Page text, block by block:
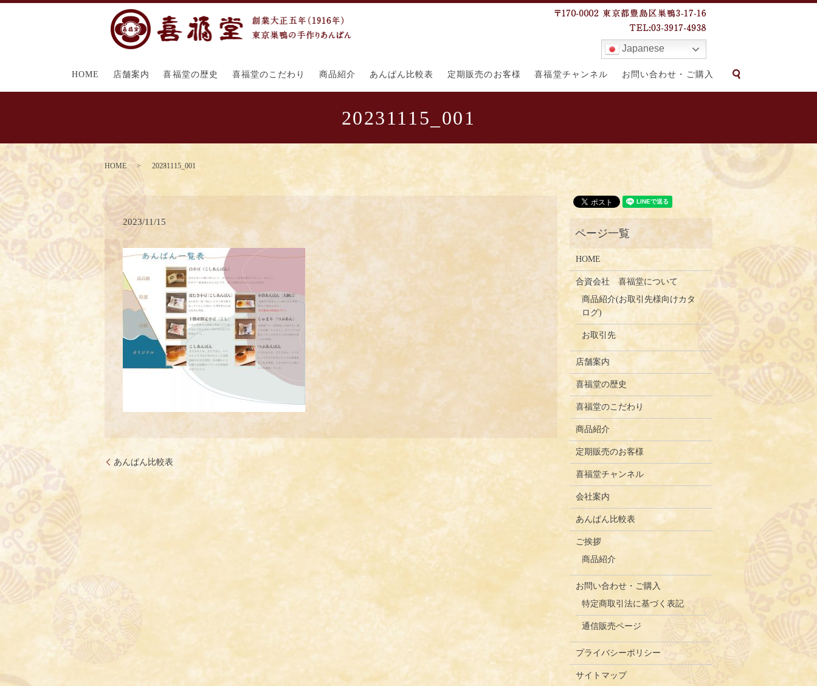
Japanese
HOME 店舗案内 喜福堂の歴史 喜福堂のこだわり 商品紹介 あんぱん比較表 定期販売のお客様 喜福堂チャンネル お問い合わせ・ご購入
20231115_001
HOME 20231115_001
2023/11/15
あんぱん比較表
HOME
合資会社 喜福堂について
商品紹介(お取引先様向けカタ
ログ)
お取引先
店舗案内
喜福堂の歴史
喜福堂のこだわり
商品紹介
定期販売のお客様
喜福堂チャンネル
会社案内
あんぱん比較表
ご挨拶
商品紹介
お問い合わせ・ご購入
特定商取引法に基づく表記
通信販売ページ
プライバシーポリシー
サイトマップ